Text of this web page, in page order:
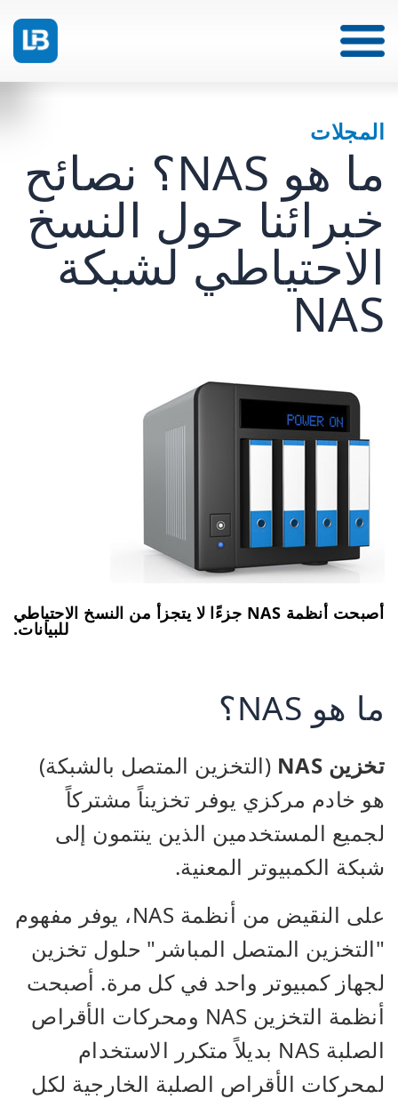
المجلات
ما هو NAS؟ نصائح
خبرائنا حول النسخ
الاحتياطي لشبكة
NAS
أصبحت أنظمة NAS جزءًا لا يتجزأ من النسخ الاحتياطي
للبيانات.
ما هو NAS؟
تخزين NAS
(التخزين المتصل بالشبكة)
هو خادم مركزي يوفر تخزيناً مشتركاً
لجميع المستخدمين الذين ينتمون إلى
شبكة الكمبيوتر المعنية.
على النقيض من أنظمة NAS، يوفر مفهوم
"التخزين المتصل المباشر" حلول تخزين
لجهاز كمبيوتر واحد في كل مرة. أصبحت
أنظمة التخزين NAS ومحركات الأقراص
الصلبة NAS بديلاً متكرر الاستخدام
لمحركات الأقراص الصلبة الخارجية لكل